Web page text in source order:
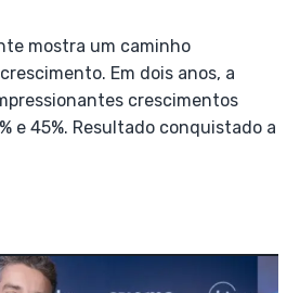
mostra um caminho
Em dois anos, a
crescimentos
e 45%. Resultado conquistado a